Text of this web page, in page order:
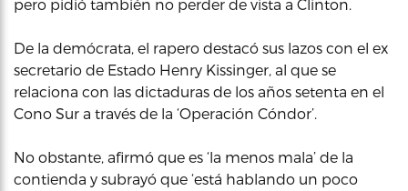
pero pidió también no perder de vista a Clinton.
De la demócrata, el rapero destacó sus lazos con el ex
secretario de Estado Henry Kissinger, al que se
relaciona con las dictaduras de los años setenta en el
Cono Sur a través de la ‘Operación Cóndor’.
No obstante, afirmó que es ‘la menos mala’ de la
contienda y subrayó que ‘está hablando un poco